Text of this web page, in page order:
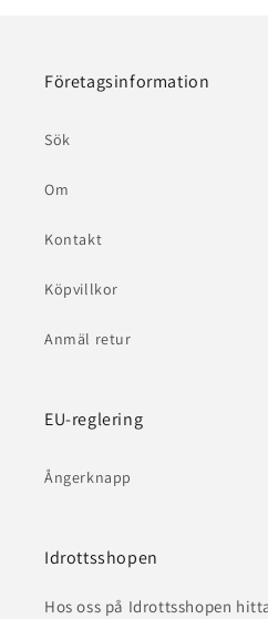
Företagsinformation
Sök
Om
Kontakt
Köpvillkor
Anmäl retur
EU-reglering
Ångerknapp
Idrottsshopen
Hos oss på Idrottsshopen